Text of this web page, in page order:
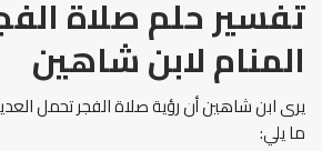
تفسير حلم صلاة
المنام لابن شاهين
يرى ابن شاهين أن رؤية صلاة الفجر تحمل
ما يلي: